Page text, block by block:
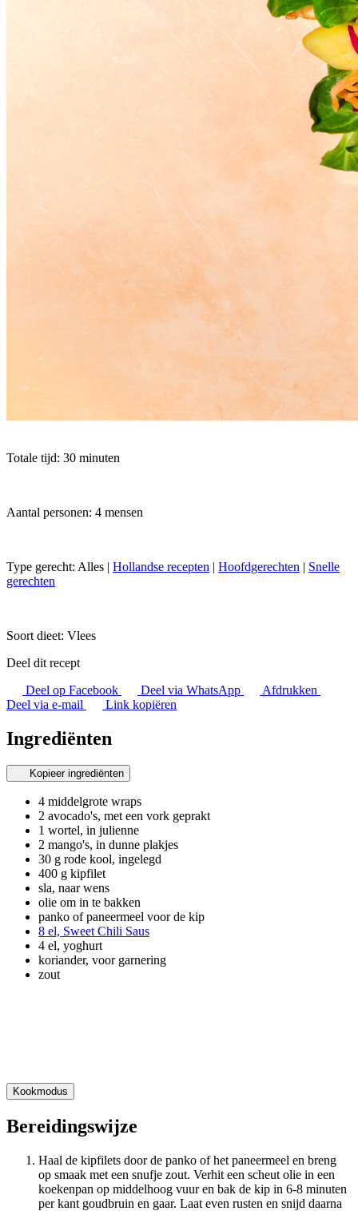
Totale tijd: 30 minuten
Aantal personen: 4 mensen
Type gerecht: Alles | Hollandse recepten | Hoofdgerechten | Snelle
gerechten
Soort dieet: Vlees
Deel dit recept
Deel op Facebook
Deel via WhatsApp
Afdrukken
Deel via e-mail
Link kopiëren
Ingrediënten
Kopieer ingrediënten
4 middelgrote wraps
2 avocado's, met een vork geprakt
1 wortel, in julienne
2 mango's, in dunne plakjes
30 g rode kool, ingelegd
400 g kipfilet
sla, naar wens
olie om in te bakken
panko of paneermeel voor de kip
8 el, Sweet Chili Saus
4 el, yoghurt
koriander, voor garnering
zout
Kookmodus
Bereidingswijze
Haal de kipfilets door de panko of het paneermeel en breng
op smaak met een snufje zout. Verhit een scheut olie in een
koekenpan op middelhoog vuur en bak de kip in 6-8 minuten
per kant goudbruin en gaar. Laat even rusten en snijd daarna